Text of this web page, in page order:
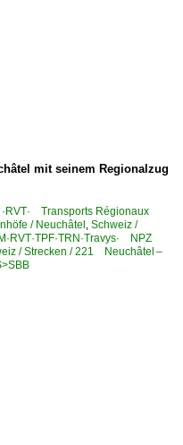
mit seinem Regionalzug
Transports Régionaux
/ Neuchâtel , Schweiz /
NPZ
/ Strecken / 221 Neuchâtel –